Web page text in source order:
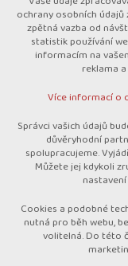
Technická cookies
nutná pro
udržení
případná
návštěvnosti
marketingová
Více informací o
Přijmout
ochrany osobních
zpětná vazba od
statistik používání
informacím na
reklama
Více informací o
Správci vašich údajů
důvěryhodní
spolupracujeme.
Můžete jej kdykoli
Cookies a podobné
nutná pro běh webu,
volitelná. Do této